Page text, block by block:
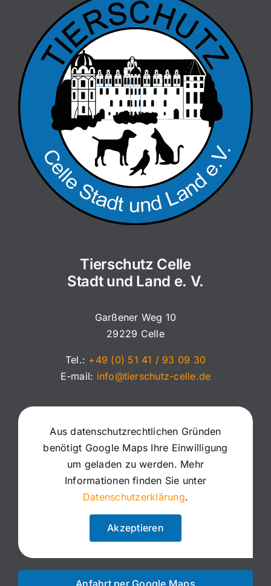
Tierschutz Celle
Stadt und Land e. V.
Garßener Weg 10
29229 Celle
Tel.: +49 (0) 51 41 / 93 09 30
E-mail: info@tierschutz-celle.de
Aus datenschutzrechtlichen Gründen
benötigt Google Maps Ihre Einwilligung
um geladen zu werden. Mehr
Informationen finden Sie unter
Datenschutzerklärung.
Akzeptieren